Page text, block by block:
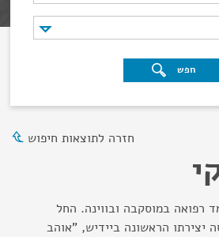
חפש
חזרה לתוצאות חיפוש
רפואה במוסקבה ובווינה. החל
יצירתו הראשונה ביידיש, "אוהב